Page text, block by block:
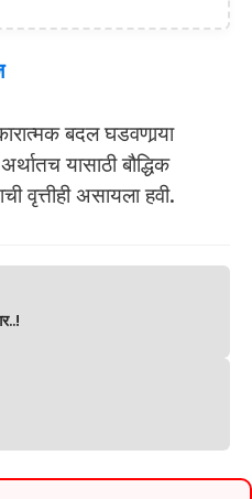
बदल घडवणार्‍या
यासाठी बौद्धिक
वृत्तीही असायला हवी.